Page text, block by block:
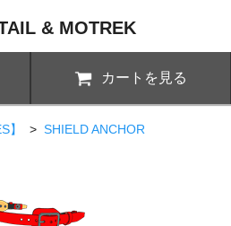
& MOTREK
カートを見る
】 > SHIELD ANCHOR